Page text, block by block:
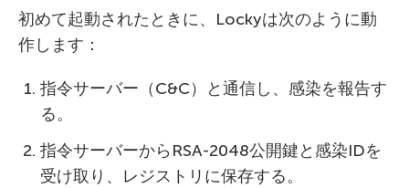
初めて起動されたときに、Lockyは次のように動
作します：
指令サーバー（C&C）と通信し、感染を報告す
る。
指令サーバーからRSA-2048公開鍵と感染IDを
受け取り、レジストリに保存する。